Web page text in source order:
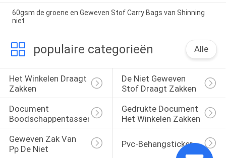
60gsm de groene en Geweven Stof Carry Bags van Shinning
niet
populaire categorieën Alle
Het Winkelen Draagt
Zakken
De Niet Geweven
Stof Draagt Zakken
Document
Boodschappentassen
Gedrukte Document
Het Winkelen Zakken
Geweven Zak Van
Pp De Niet
Pvc-Behangsticker